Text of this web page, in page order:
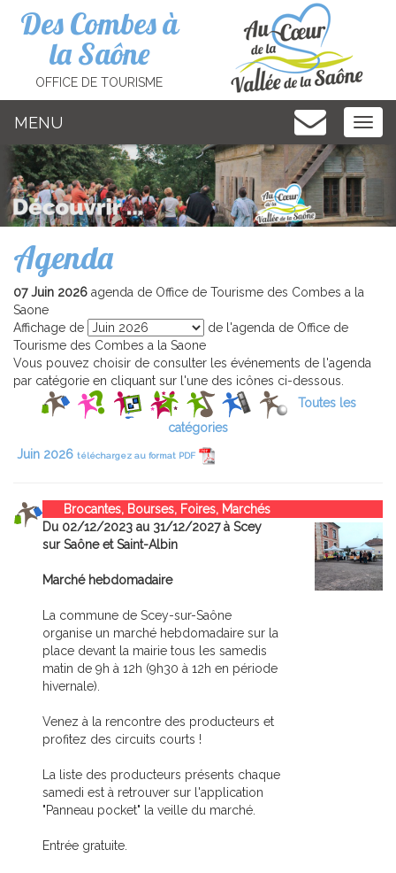
Des Combes à
la Saône
OFFICE DE TOURISME
MENU
Agenda
07 Juin 2026 agenda de Office de Tourisme des Combes a la
Saone
Affichage de
de l'agenda de Office de
Tourisme des Combes a la Saone
Vous pouvez choisir de consulter les événements de l'agenda
par catégorie en cliquant sur l'une des icônes ci-dessous.
Toutes les
catégories
Juin 2026 téléchargez au format PDF
Brocantes, Bourses, Foires, Marchés
Du 02/12/2023 au 31/12/2027 à Scey
sur Saône et Saint-Albin
Marché hebdomadaire
La commune de Scey-sur-Saône
organise un marché hebdomadaire sur la
place devant la mairie tous les samedis
matin de 9h à 12h (9h30 à 12h en période
hivernale).
Venez à la rencontre des producteurs et
profitez des circuits courts !
La liste des producteurs présents chaque
samedi est à retrouver sur l'application
"Panneau pocket" la veille du marché.
Entrée gratuite.